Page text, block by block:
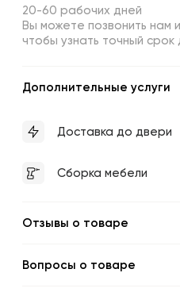
20-60 рабочих дней
Вы можете позвонить нам
чтобы узнать точный срок
Дополнительные услуги
Доставка до двери
Сборка мебели
Отзывы о товаре
Вопросы о товаре